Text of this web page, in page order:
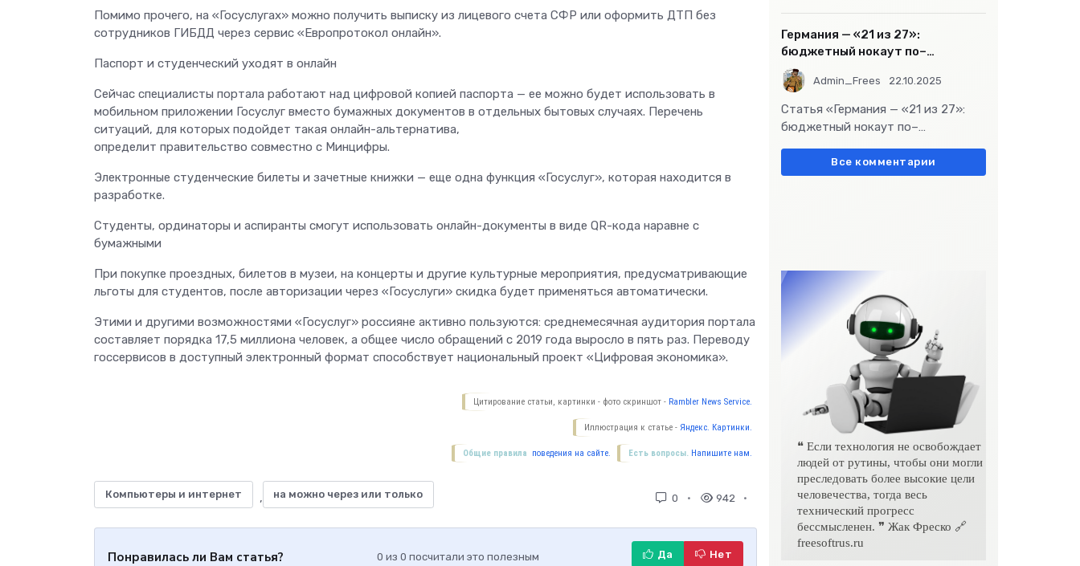
Помимо прочего, на «Госуслугах» можно получить выписку из лицевого счета СФР или оформить ДТП без
сотрудников ГИБДД через сервис «Европротокол онлайн».
Паспорт и студенческий уходят в онлайн
Сейчас специалисты портала работают над цифровой копией паспорта — ее можно будет использовать в
мобильном приложении Госуслуг вместо бумажных документов в отдельных бытовых случаях. Перечень
ситуаций, для которых подойдет такая онлайн-альтернатива,
определит правительство совместно с Минцифры.
Электронные студенческие билеты и зачетные книжки — еще одна функция «Госуслуг», которая находится в
разработке.
Студенты, ординаторы и аспиранты смогут использовать онлайн-документы в виде QR-кода наравне с
бумажными
При покупке проездных, билетов в музеи, на концерты и другие культурные мероприятия, предусматривающие
льготы для студентов, после авторизации через «Госуслуги» скидка будет применяться автоматически.
Этими и другими возможностями «Госуслуг» россияне активно пользуются: среднемесячная аудитория портала
составляет порядка 17,5 миллиона человек, а общее число обращений с 2019 года выросло в пять раз. Переводу
госсервисов в доступный электронный формат способствует национальный проект «Цифровая экономика».
Цитирование статьи, картинки - фото скриншот - Rambler News Service.
Иллюстрация к статье - Яндекс. Картинки.
Есть вопросы. Напишите нам.
Общие правила поведения на сайте.
Компьютеры и интернет , на можно через или только 0 942
Понравилась ли Вам статья? 0 из 0 посчитали это полезным Да Нет
стать
Германия — «21 из 27»:
бюджетный нокаут по–
европейски
Admin_Frees 22.10.2025
Статья «Германия — «21 из 27»:
бюджетный нокаут по–
подчеркивает остроту
Все комментарии
❝ Если технология не освобождает
людей от рутины, чтобы они могли
преследовать более высокие цели
человечества, тогда весь
технический прогресс
бессмысленен. ❞ Жак Фреско 🔗
freesoftrus.ru